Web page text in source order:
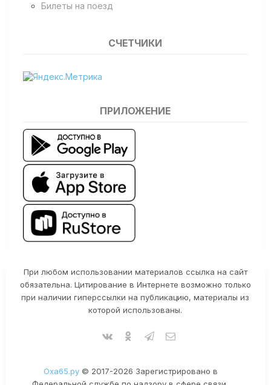
Билеты на поезд
СЧЕТЧИКИ
ПРИЛОЖЕНИЕ
При любом использовании материалов ссылка на сайт
обязательна. Цитирование в Интернете возможно только
при наличии гиперссылки на публикацию, материалы из
которой использованы.
Оха65.ру© 2017-2026 Зарегистрировано в